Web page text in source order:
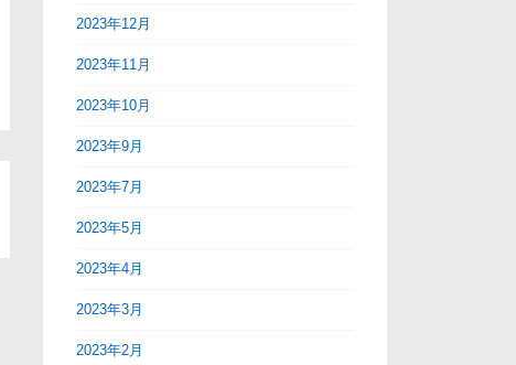
2023年12月
2023年11月
2023年10月
2023年9月
2023年7月
2023年5月
2023年4月
2023年3月
2023年2月